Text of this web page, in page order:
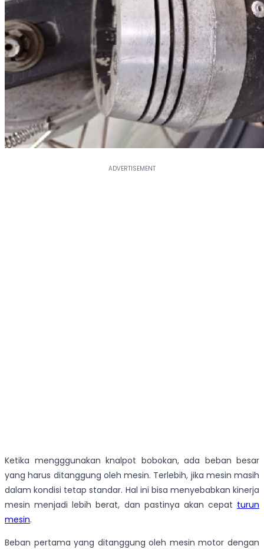
Ketika mengggunakan knalpot bobokan, ada beban besar
yang harus ditanggung oleh mesin. Terlebih, jika mesin masih
dalam kondisi tetap standar. Hal ini bisa menyebabkan kinerja
mesin menjadi lebih berat, dan pastinya akan cepat turun
mesin.
Beban pertama yang ditanggung oleh mesin motor dengan